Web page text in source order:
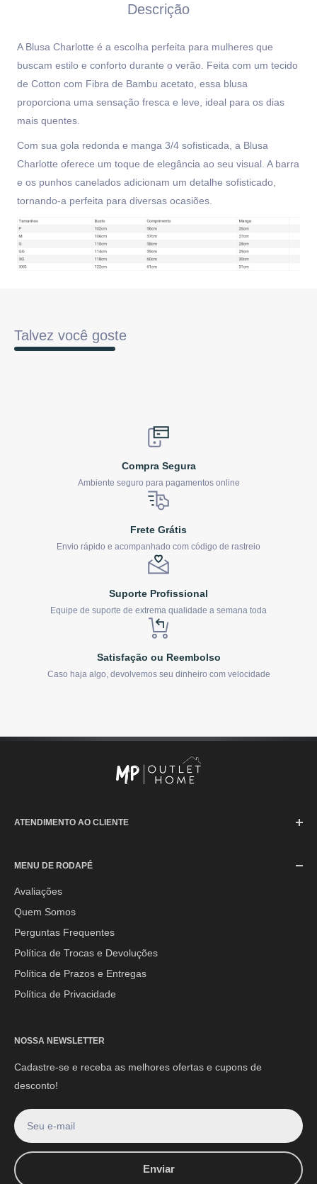
Descrição
A Blusa Charlotte é a escolha perfeita para mulheres que
buscam estilo e conforto durante o verão. Feita com um tecido
de Cotton com Fibra de Bambu acetato, essa blusa
proporciona uma sensação fresca e leve, ideal para os dias
mais quentes.
Com sua gola redonda e manga 3/4 sofisticada, a Blusa
Charlotte oferece um toque de elegância ao seu visual. A barra
e os punhos canelados adicionam um detalhe sofisticado,
tornando-a perfeita para diversas ocasiões.
Talvez você goste
Compra Segura
Ambiente seguro para pagamentos online
Frete Grátis
Envio rápido e acompanhado com código de rastreio
Suporte Profissional
Equipe de suporte de extrema qualidade a semana toda
Satisfação ou Reembolso
Caso haja algo, devolvemos seu dinheiro com velocidade
ATENDIMENTO AO CLIENTE
Segunda à Sexta-feira: 08h às 17h30min
Sábado: 08h às 12h
WhatsApp:
(44) 9 8856-3798
MENU DE RODAPÉ
Avaliações
Quem Somos
Perguntas Frequentes
Política de Trocas e Devoluções
Política de Prazos e Entregas
Política de Privacidade
NOSSA NEWSLETTER
Cadastre-se e receba as melhores ofertas e cupons de
desconto!
Seu e-mail
Enviar